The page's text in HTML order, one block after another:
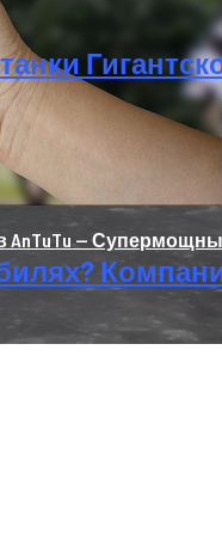
— Супермощные